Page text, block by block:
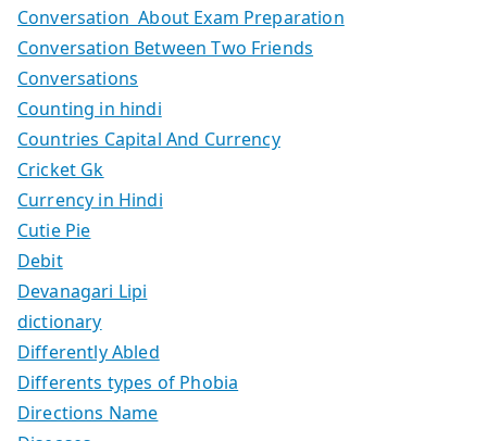
Conversation About Exam Preparation
Conversation Between Two Friends
Conversations
Counting in hindi
Countries Capital And Currency
Cricket Gk
Currency in Hindi
Cutie Pie
Debit
Devanagari Lipi
dictionary
Differently Abled
Differents types of Phobia
Directions Name